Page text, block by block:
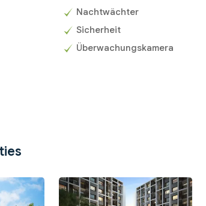
Nachtwächter
Sicherheit
Überwachungskamera